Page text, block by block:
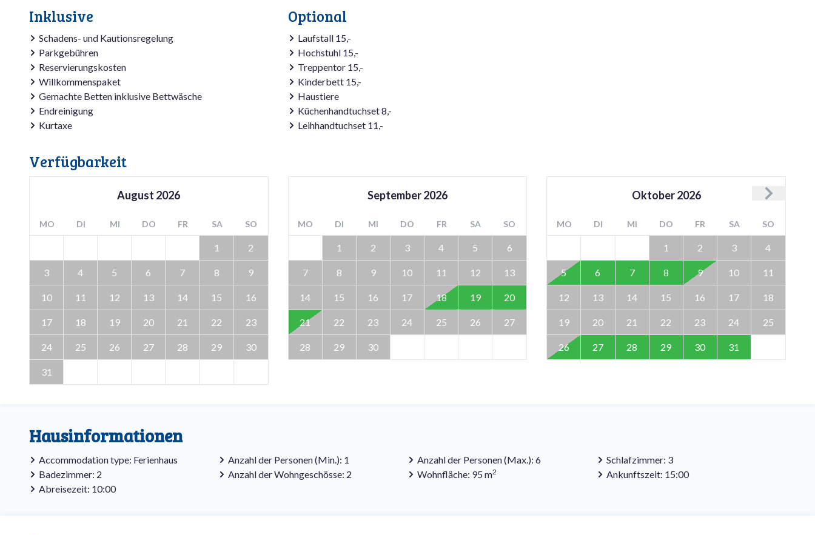
Inklusive
Schadens- und Kautionsregelung
Parkgebühren
Reservierungskosten
Willkommenspaket
Gemachte Betten inklusive Bettwäsche
Endreinigung
Kurtaxe
Optional
Laufstall 15,-
Hochstuhl 15,-
Treppentor 15,-
Kinderbett 15,-
Haustiere
Küchenhandtuchset 8,-
Leihhandtuchset 11,-
Verfügbarkeit
August 2026
MO DI MI DO FR SA SO
1 2
3 4 5 6 7 8 9
10 11 12 13 14 15 16
17 18 19 20 21 22 23
24 25 26 27 28 29 30
31
September2026
MO DI MI DO FR SA SO
1 2 3 4 5 6
7 8 9 10 11 12 13
14 15 16 17 18 19 20
21 22 23 24 25 26 27
28 29 30
Oktober2026
MO DI MI DO FR SA SO
1 2 3 4
5 6 7 8 9 10 11
12 13 14 15 16 17 18
19 20 21 22 23 24 25
26 27 28 29 30 31
Hausinformationen
Accommodation type: Ferienhaus Anzahl der Personen (Min.): 1 Anzahl der Personen (Max.): 6
Schlafzimmer: 3
Badezimmer: 2
Anzahl der Wohngeschösse: 2 Wohnfläche: 95 m2
Ankunftszeit: 15:00
Abreisezeit: 10:00